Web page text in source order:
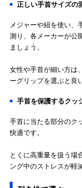
正しい手首サイズの
メジャーや紐を使い、
測り、各メーカーが公
ましょう。
女性や手首が細い方は
ーグリップを選ぶと良
手首を保護するクッ
手首に当たる部分のク
快適です。
とくに高重量を扱う場
ング中のストレスが軽